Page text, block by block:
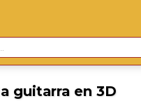
guitarra en 3D